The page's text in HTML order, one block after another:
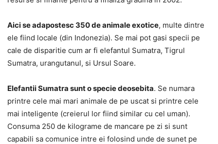
Aici se adapostesc 350 de animale exotice, multe dintre
ele fiind locale (din Indonezia). Se mai pot gasi specii pe
cale de disparitie cum ar fi elefantul Sumatra, Tigrul
Sumatra, urangutanul, si Ursul Soare.
Elefantii Sumatra sunt o specie deosebita. Se numara
printre cele mai mari animale de pe uscat si printre cele
mai inteligente (creierul lor fiind similar cu cel uman).
Consuma 250 de kilograme de mancare pe zi si sunt
capabili sa comunice intre ei folosind unde de sunet pe